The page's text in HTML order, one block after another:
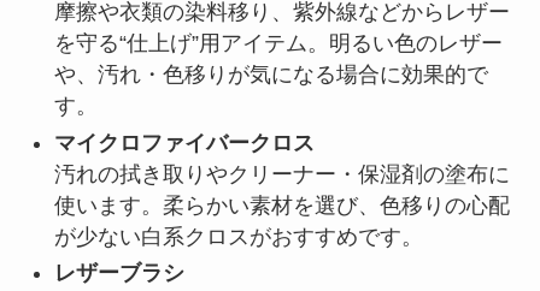
摩擦や衣類の染料移り、紫外線などからレザー
を守る“仕上げ”用アイテム。明るい色のレザー
や、汚れ・色移りが気になる場合に効果的で
す。
マイクロファイバークロス
汚れの拭き取りやクリーナー・保湿剤の塗布に
使います。柔らかい素材を選び、色移りの心配
が少ない白系クロスがおすすめです。
レザーブラシ